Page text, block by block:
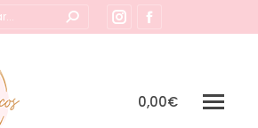
Instagram
page
new
page
in
0,00€